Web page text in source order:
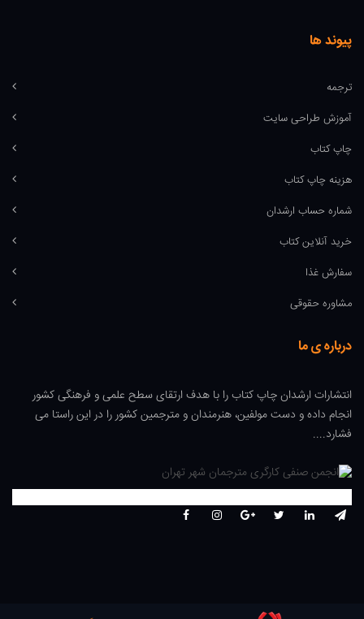
پیوند ها
ترجمه
آموزش طراحی سایت
چاپ کتاب
هزینه چاپ کتاب
شماره حساب ارشدان
خرید آنلاین کتاب
سفارش غذا
مشاوره حقوقی
درباره ی ما
انتشارات ارشدان چاپ کتاب را با هدف ارتقای سطح علمی و فرهنگی کشور
انجام داده و دست مولفین، هنرمندان و مترجمین کشور را در این راستا می
فشارد....